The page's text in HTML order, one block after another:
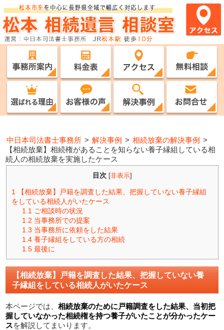
中日本司法書士事務所 > 解決事例 > 相続放棄の解決事例 >
【相続放棄】相続権があることを知らない養子縁組している相
続人の相続放棄を実施したケース
目次 [非表示]
1【相続放棄】戸籍を調査した結果、把握していない養子縁組
をしている相続人がいたケース
1.1ご相談時の状況
1.2 当事務所での提案
1.3 当事務所に依頼をした結果
1.4養子縁組をしている方の相続
1.5最後に
【相続放棄】戸籍を調査した結果、把握していない養
子縁組をしている相続人がいたケース
本ページでは、相続放棄のために戸籍調査をした結果、当初把
握していなかった相続権を持つ養子がいたことが分かったケー
スを解説してまいります。